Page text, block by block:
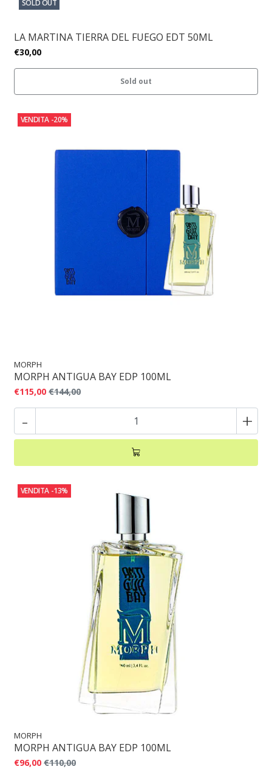
SOLD OUT
LA MARTINA TIERRA DEL FUEGO EDT 50ML
€30,00
Sold out
VENDITA -20%
MORPH
MORPH ANTIGUA BAY EDP 100ML
€115,00 €144,00
- +
VENDITA -13%
MORPH
MORPH ANTIGUA BAY EDP 100ML
€96,00 €110,00